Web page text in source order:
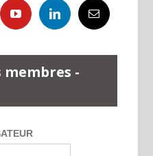
membres -